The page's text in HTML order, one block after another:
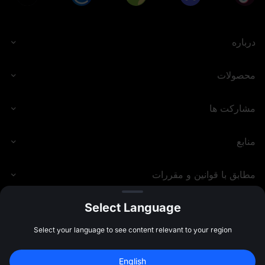
حجم معاملاتی معتبر محاسبه نخواهند شد.
لانچ پول، لانچ پد و Airdrop+ را دریافت کنند. معرف‌ها بر اساس
رویدادی که زیرمجموعه‌های آن‌ها در آن شرکت کرده و تکمیل
در لانچ پول، لانچ پد و Airdrop+ اعمال می‌شود و تأثیری بر امکان
ترکیب پاداش‌های لانچ پد با سایر انواع پاداش (مانند ریبیت) ندارد.
• کاربران در هر زمان تنها می‌توانند در یک پروژه لانچ پد اشتراک
درباره
محصولات
مشارکت ها
منابع
مطابق با قوانین و مقررات
©
2026
MEXC.COM
Select Language
Select your language to see content relevant to your region
English